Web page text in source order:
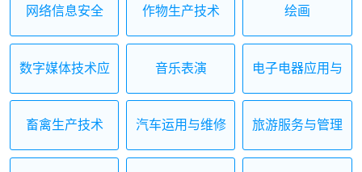
网络信息安全 作物生产技术 绘画
数字媒体技术应
音乐表演
电子电器应用与
畜禽生产技术 汽车运用与维修 旅游服务与管理